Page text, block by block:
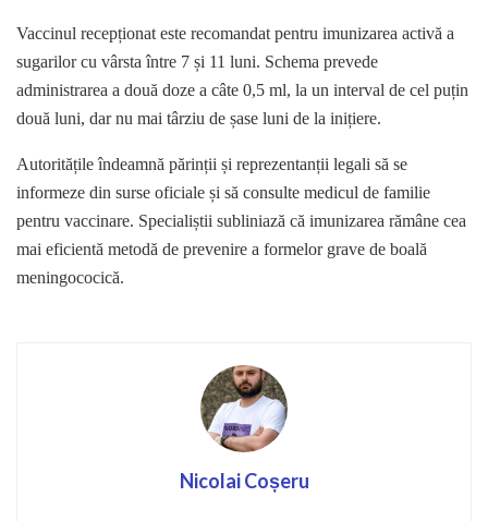
Vaccinul recepționat este recomandat pentru imunizarea activă a
sugarilor cu vârsta între 7 și 11 luni. Schema prevede
administrarea a două doze a câte 0,5 ml, la un interval de cel puțin
două luni, dar nu mai târziu de șase luni de la inițiere.
Autoritățile îndeamnă părinții și reprezentanții legali să se
informeze din surse oficiale și să consulte medicul de familie
pentru vaccinare. Specialiștii subliniază că imunizarea rămâne cea
mai eficientă metodă de prevenire a formelor grave de boală
meningococică.
Nicolai Coșeru